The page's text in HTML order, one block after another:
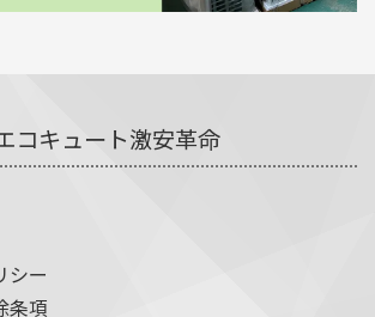
コキュート激安革命
シー
条項